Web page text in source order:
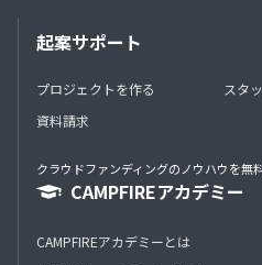
起案サポート
プロジェクトを作る
資料請求
スタ
クラウドファンディングのノウハウを無
CAMPFIREアカデミー
CAMPFIREアカデミーとは